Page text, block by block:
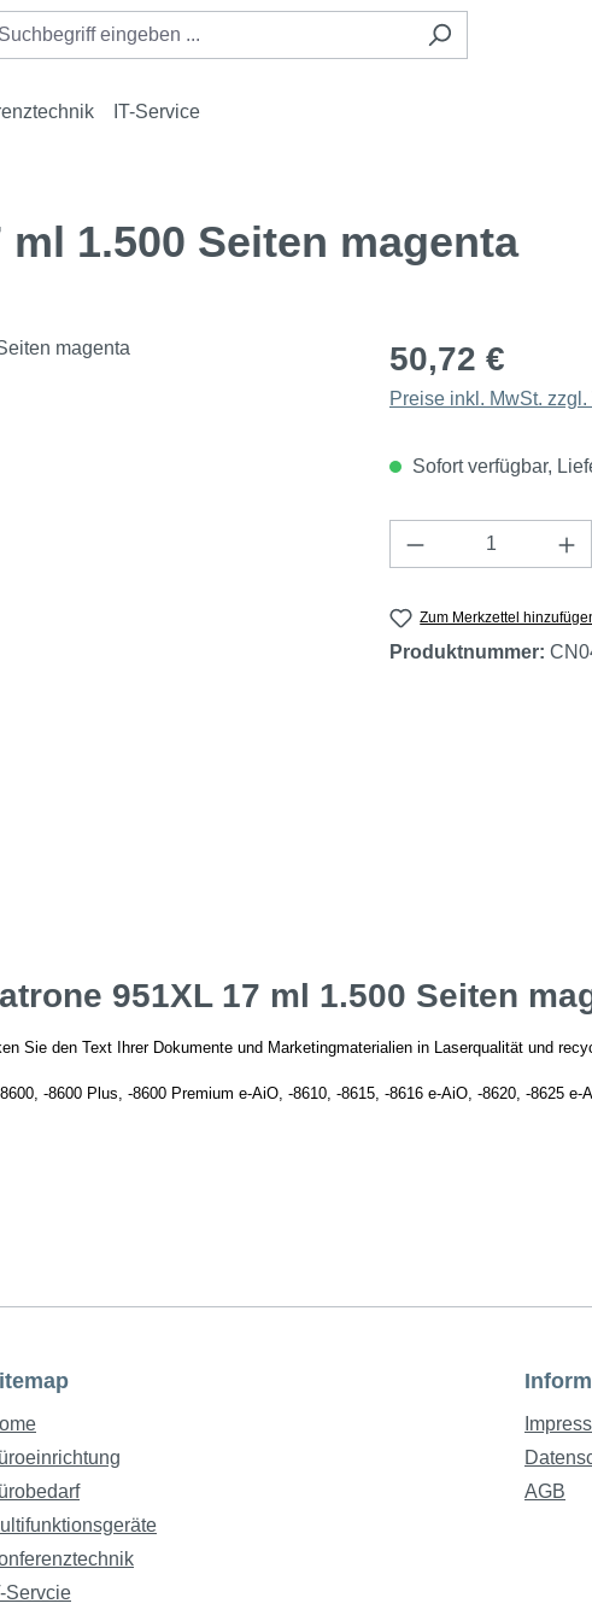
IT-Service
1.500 Seiten magenta
50,72 €
Preise inkl. MwSt.
Sofort verfügbar,
Produkt
Zum Merkzettel
Produktnummer:
951XL 17 ml 1.500 Seiten
Sie den Text Ihrer Dokumente und Marketingmaterialien in Laserqualität und
-8600 Plus, -8600 Premium e-AiO, -8610, -8615, -8616 e-AiO, -8620, -8625
Servcie
AGB